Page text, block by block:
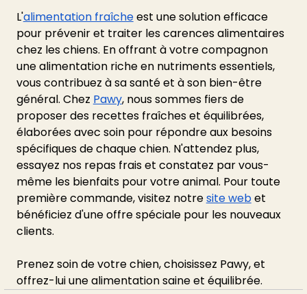
L'alimentation fraîche est une solution efficace
pour prévenir et traiter les carences alimentaires
chez les chiens. En offrant à votre compagnon
une alimentation riche en nutriments essentiels,
vous contribuez à sa santé et à son bien-être
général. Chez Pawy, nous sommes fiers de
proposer des recettes fraîches et équilibrées,
élaborées avec soin pour répondre aux besoins
spécifiques de chaque chien. N'attendez plus,
essayez nos repas frais et constatez par vous-
même les bienfaits pour votre animal. Pour toute
première commande, visitez notresite web et
bénéficiez d'une offre spéciale pour les nouveaux
clients.
Prenez soin de votre chien, choisissez Pawy, et
offrez-lui une alimentation saine et équilibrée.